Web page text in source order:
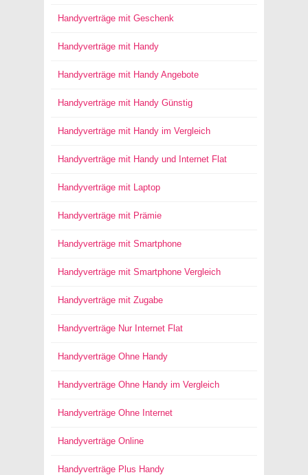
Handyverträge mit Geschenk
Handyverträge mit Handy
Handyverträge mit Handy Angebote
Handyverträge mit Handy Günstig
Handyverträge mit Handy im Vergleich
Handyverträge mit Handy und Internet Flat
Handyverträge mit Laptop
Handyverträge mit Prämie
Handyverträge mit Smartphone
Handyverträge mit Smartphone Vergleich
Handyverträge mit Zugabe
Handyverträge Nur Internet Flat
Handyverträge Ohne Handy
Handyverträge Ohne Handy im Vergleich
Handyverträge Ohne Internet
Handyverträge Online
Handyverträge Plus Handy